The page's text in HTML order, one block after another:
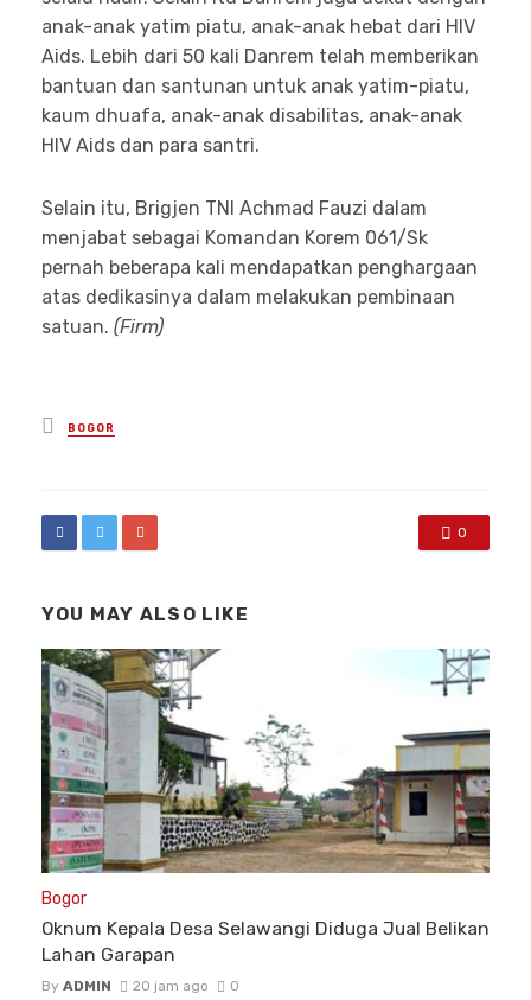
anak-anak yatim piatu, anak-anak hebat dari HIV
Aids. Lebih dari 50 kali Danrem telah memberikan
bantuan dan santunan untuk anak yatim-piatu,
kaum dhuafa, anak-anak disabilitas, anak-anak
HIV Aids dan para santri.
Selain itu, Brigjen TNI Achmad Fauzi dalam
menjabat sebagai Komandan Korem 061/Sk
pernah beberapa kali mendapatkan penghargaan
atas dedikasinya dalam melakukan pembinaan
satuan. (Firm)
Posted
in
BOGOR
0
YOU MAY ALSO LIKE
Bogor
Oknum Kepala Desa Selawangi Diduga Jual Belikan
Lahan Garapan
By ADMIN 20 jam ago 0